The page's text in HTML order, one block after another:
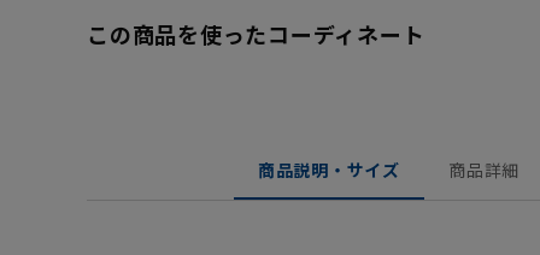
この商品を使ったコーディネート
商品説明・サイズ 商品詳細